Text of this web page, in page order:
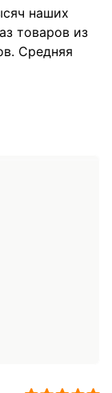
наших
товаров из
Средняя